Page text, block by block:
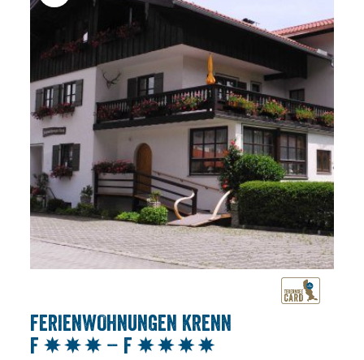
FERIENWOHNUNGEN KRENN
F
– F